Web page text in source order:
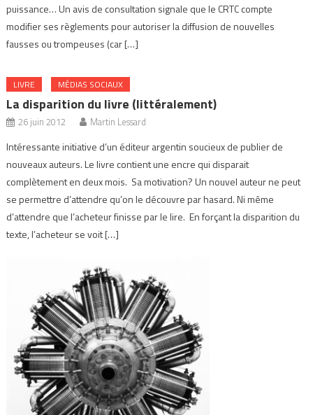
puissance… Un avis de consultation signale que le CRTC compte
modifier ses règlements pour autoriser la diffusion de nouvelles
fausses ou trompeuses (car […]
LIVRE MÉDIAS SOCIAUX
La disparition du livre (littéralement)
26 juin 2012 Martin Lessard
Intéressante initiative d’un éditeur argentin soucieux de publier de
nouveaux auteurs. Le livre contient une encre qui disparait
complètement en deux mois. Sa motivation? Un nouvel auteur ne peut
se permettre d’attendre qu’on le découvre par hasard. Ni même
d’attendre que l’acheteur finisse par le lire. En forçant la disparition du
texte, l’acheteur se voit […]